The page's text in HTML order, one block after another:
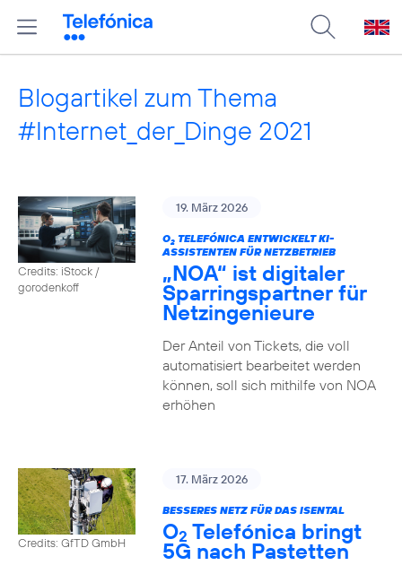
Blogartikel zum Thema
#Internet_der_Dinge 2021
Credits: iStock /
gorodenkoff
19. März 2026
O2TELEFÓNICA ENTWICKELT KI-
ASSISTENTEN FÜR NETZBETRIEB
„NOA“ ist digitaler
Sparringspartner für
Netzingenieure
Der Anteil von Tickets, die voll
automatisiert bearbeitet werden
können, soll sich mithilfe von NOA
erhöhen
Credits: GfTD GmbH
17. März 2026
BESSERES NETZ FÜR DAS ISENTAL
O2 Telefónica bringt
5G nach Pastetten